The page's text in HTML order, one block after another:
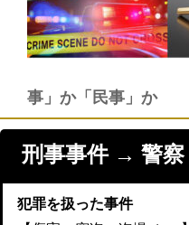
事」か「民事」か
刑事事件 → 警察
犯罪を扱った事件